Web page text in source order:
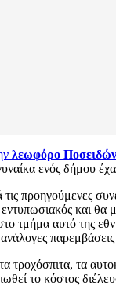
λεωφόρο
ενός δήμου
προηγούμενες
και θα
τμήμα αυτό της
ανάλογες
τα
το κόστος